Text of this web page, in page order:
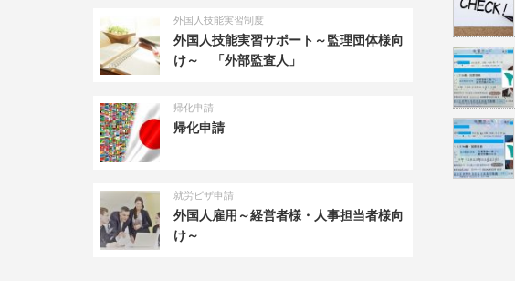
外国人技能実習制度
外国人技能実習サポート～監理団体様向
け～ 「外部監査人」
帰化申請
帰化申請
就労ビザ申請
外国人雇用～経営者様・人事担当者様向
け～